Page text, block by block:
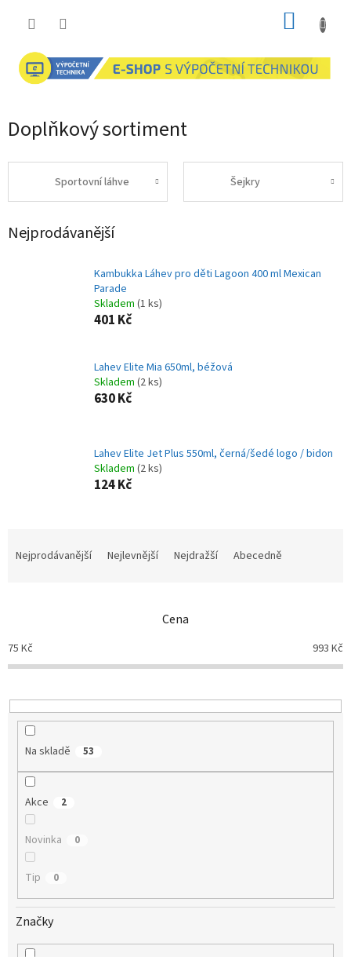
Doplňkový sortiment
Sportovní láhve Šejkry
Nejprodávanější
Kambukka Láhev pro děti Lagoon 400 ml Mexican
Parade
Skladem (1 ks)
401 Kč
Lahev Elite Mia 650ml, béžová
Skladem (2 ks)
630 Kč
Lahev Elite Jet Plus 550ml, černá/šedé logo / bidon
Skladem (2 ks)
124 Kč
p
r
o
u
Nejprodávanější Nejlevnější Nejdražší Abecedně
Cena
75 Kč 993 Kč
Na skladě 53
Akce 2
Novinka 0
Tip 0
Značky